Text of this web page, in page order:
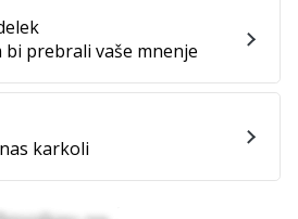
bi prebrali vaše mnenje
karkoli